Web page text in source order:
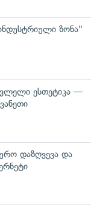
ზონა"
ესთეტიკა —
დაზღვევა და